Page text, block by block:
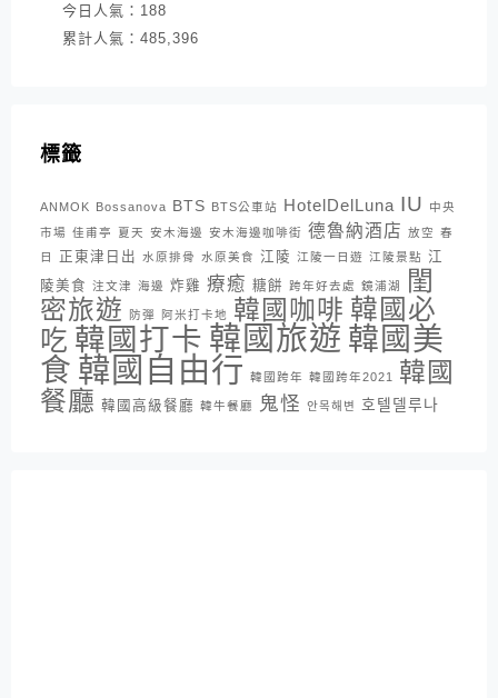
今日人氣： 188
累計人氣： 485,396
標籤
ANMOK Bossanova BTS BTS公車站 HotelDelLuna IU
中央
市場 佳甫亭 夏天 安木海邊 安木海邊咖啡街 德魯納酒店 放空 春
日
正東津日出 水原排骨 水原美食 江陵 江陵一日遊 江陵景點 江
陵美食 注文津 海邊 炸雞 療癒 糖餅 跨年好去處 鏡浦湖
閨
密旅遊
防彈 阿米打卡地 韓國咖啡 韓國必
吃 韓國打卡 韓國旅遊 韓國美
食 韓國自由行 韓國跨年 韓國跨年2021
韓國
餐廳 韓國高級餐廳 韓牛餐廳 鬼怪 안목해변 호텔델루나